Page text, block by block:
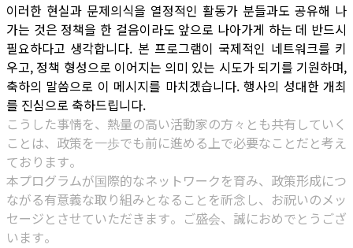
이러한 현실과 문제의식을 열정적인 활동가 분들과도 공유해 나
가는 것은 정책을 한 걸음이라도 앞으로 나아가게 하는 데 반드시
필요하다고 생각합니다. 본 프로그램이 국제적인 네트워크를 키
우고, 정책 형성으로 이어지는 의미 있는 시도가 되기를 기원하며,
축하의 말씀으로 이 메시지를 마치겠습니다. 행사의 성대한 개최
를 진심으로 축하드립니다.
こうした事情を、熱量の高い活動家の方々とも共有していく
ことは、政策を一歩でも前に進める上で必要なことだと考え
ております。
本プログラムが国際的なネットワークを育み、政策形成につ
ながる有意義な取り組みとなることを祈念し、お祝いのメッ
セージとさせていただきます。ご盛会、誠におめでとうござ
います。